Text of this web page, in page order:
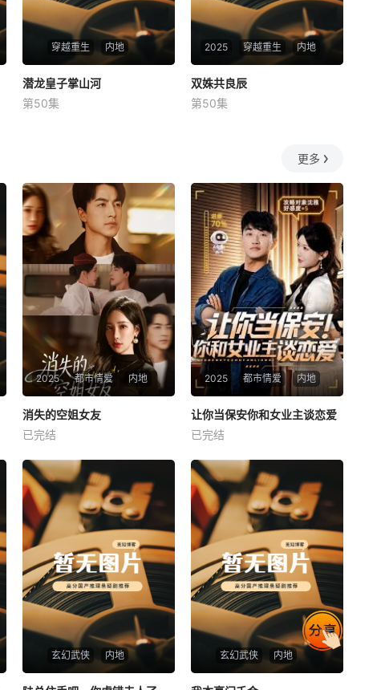
穿越重生 内地
潜龙皇子掌山河
未知
潜龙皇子掌山河
第50集
2025 穿越重生 内地
双姝共良辰
未知
双姝共良辰
第50集
更多
2025 都市情爱 内地
消失的空姐女友
未知
消失的空姐女友
已完结
2025 都市情爱 内地
未知
让你当保安你和女业主谈恋爱
已完结
玄幻武侠 内地 玄幻武侠 内地